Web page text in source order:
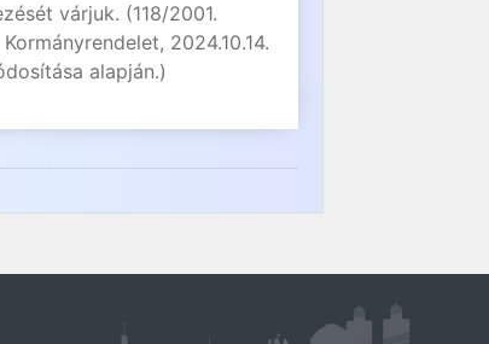
várjuk. (118/2001.
2024.10.14.
alapján.)